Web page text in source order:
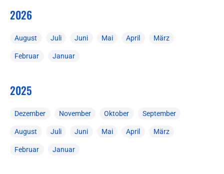
2026
August Juli Juni Mai April März
Februar Januar
2025
Dezember November Oktober September
August Juli Juni Mai April März
Februar Januar